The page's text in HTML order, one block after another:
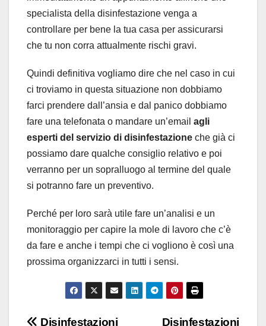
specialista della disinfestazione venga a
controllare per bene la tua casa per assicurarsi
che tu non corra attualmente rischi gravi.
Quindi definitiva vogliamo dire che nel caso in cui
ci troviamo in questa situazione non dobbiamo
farci prendere dall’ansia e dal panico dobbiamo
fare una telefonata o mandare un’email agli
esperti del servizio di disinfestazione che già ci
possiamo dare qualche consiglio relativo e poi
verranno per un sopralluogo al termine del quale
si potranno fare un preventivo.
Perché per loro sarà utile fare un’analisi e un
monitoraggio per capire la mole di lavoro che c’è
da fare e anche i tempi che ci vogliono è così una
prossima organizzarci in tutti i sensi.
Disinfestazioni
Disinfestazioni